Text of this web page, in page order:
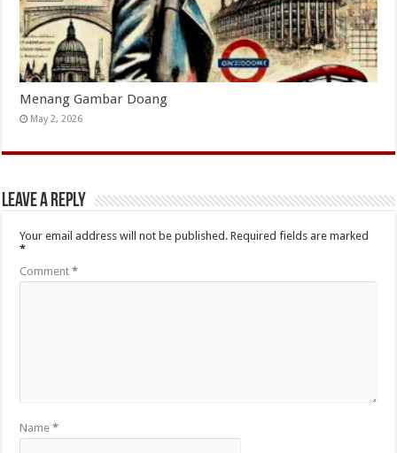
Menang Gambar Doang
May 2, 2026
Leave a Reply
Your email address will not be published. Required fields are marked
*
Comment*
Name*